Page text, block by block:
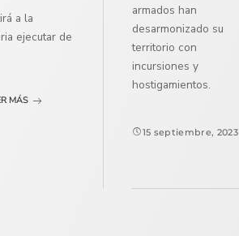
a la
ejecutar de
MÁS
armados han
desarmonizado su
territorio con
incursiones y
hostigamientos.
15 septiembre, 2023